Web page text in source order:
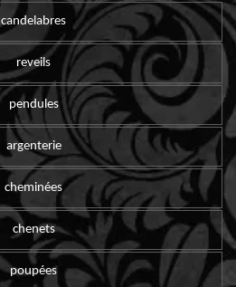
candelabres
reveils
pendules
argenterie
cheminées
chenets
poupées